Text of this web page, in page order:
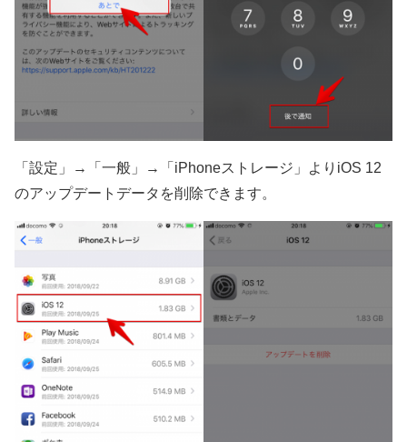
「設定」→「一般」→「iPhoneストレージ」よりiOS 12
のアップデートデータを削除できます。